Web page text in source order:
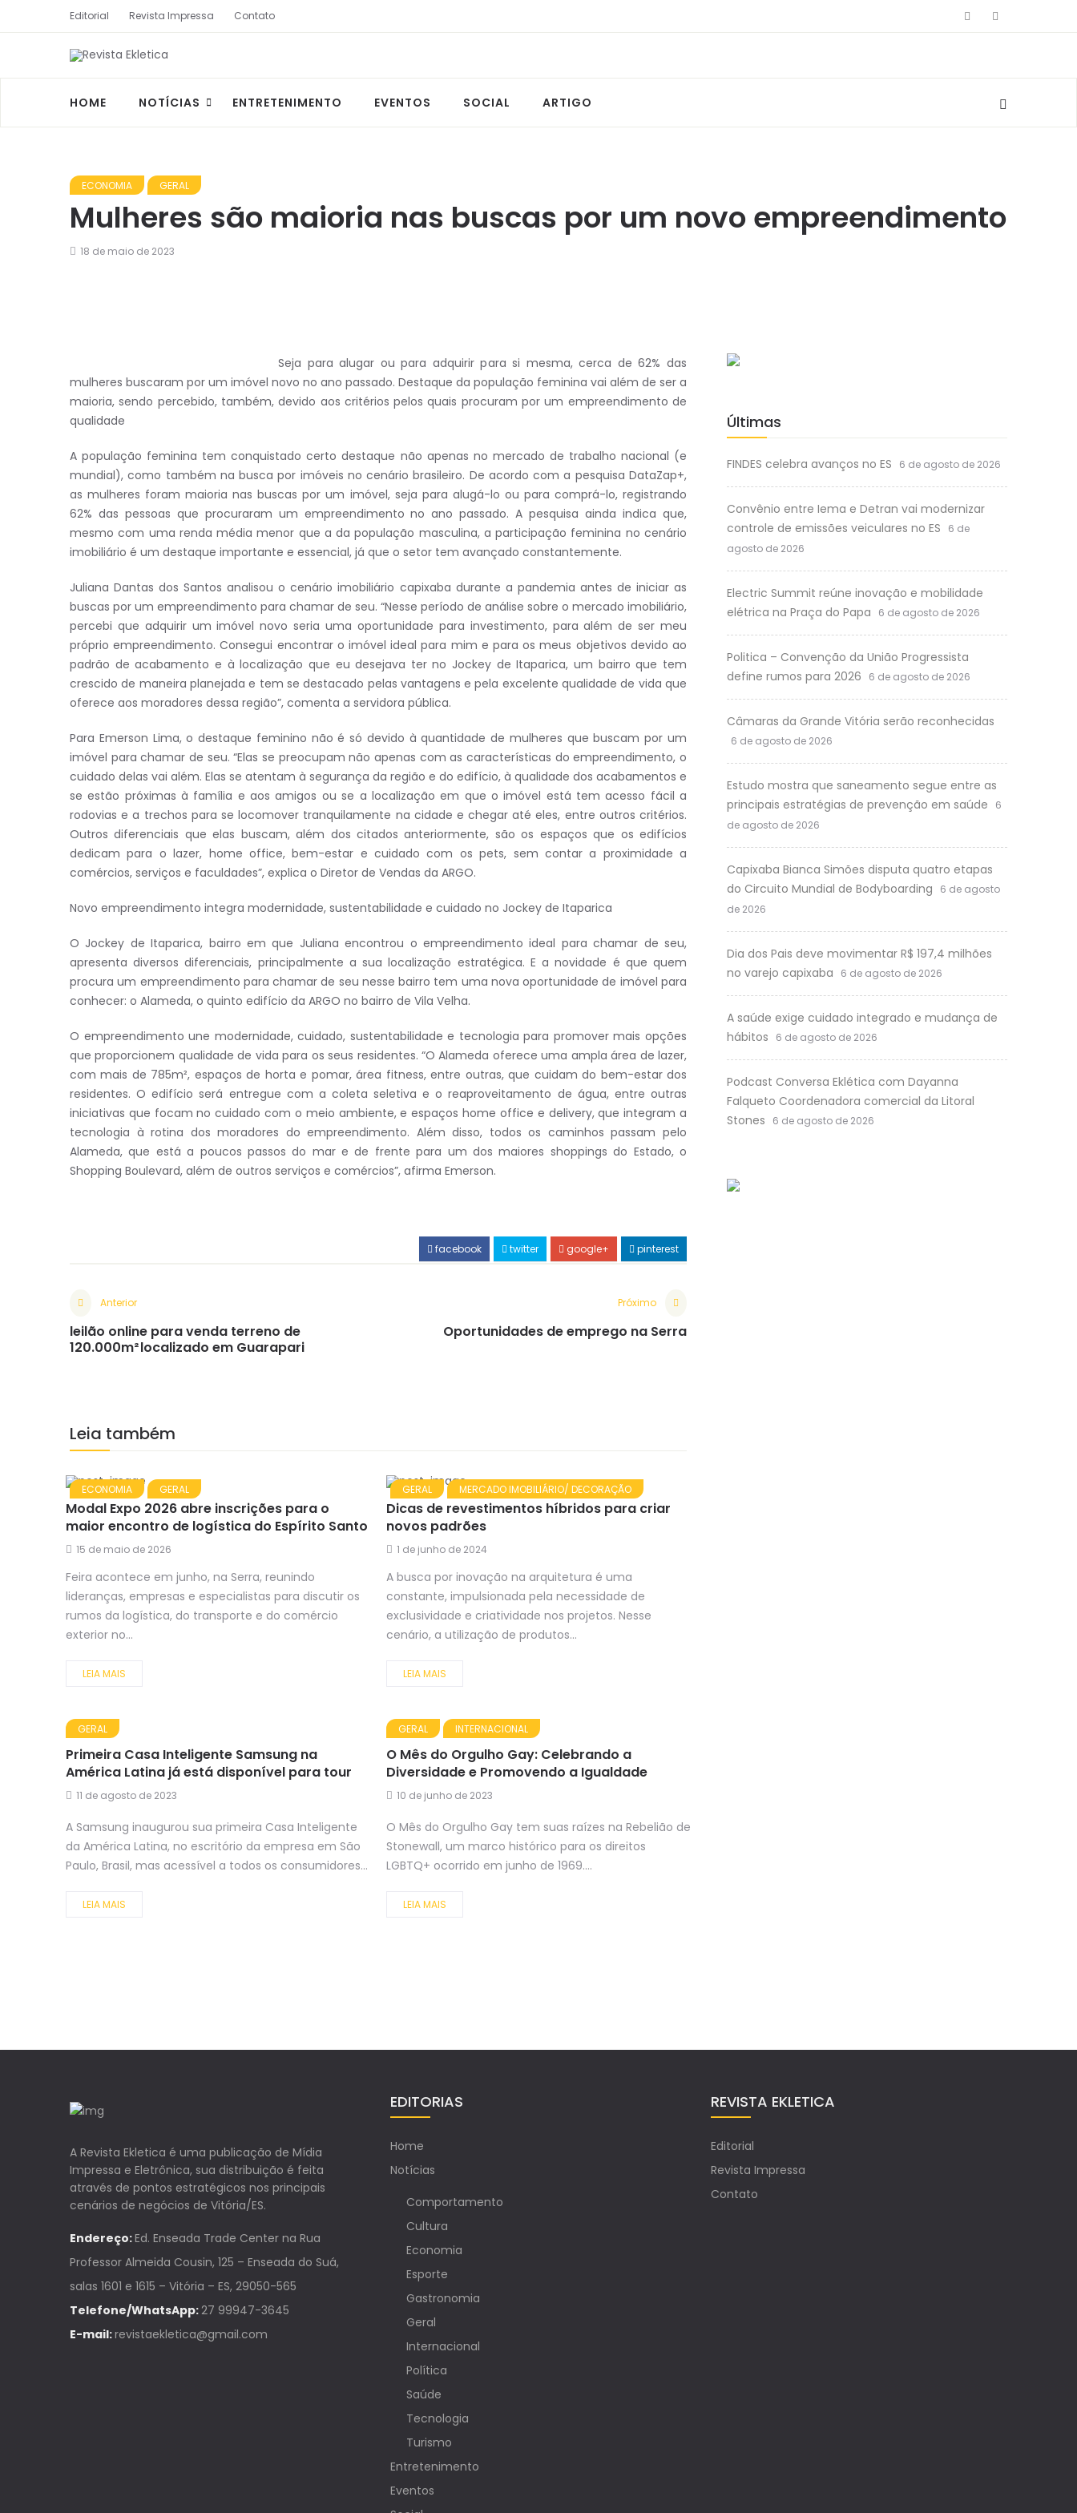
Editorial Revista Impressa Contato
HOME NOTÍCIAS ENTRETENIMENTO EVENTOS SOCIAL ARTIGO
ECONOMIA GERAL
Mulheres são maioria nas buscas por um novo empreendimento
18 de maio de 2023
Seja para alugar ou para adquirir para si mesma, cerca de 62% das
mulheres buscaram por um imóvel novo no ano passado. Destaque da população feminina vai além de ser a
maioria, sendo percebido, também, devido aos critérios pelos quais procuram por um empreendimento de
qualidade
A população feminina tem conquistado certo destaque não apenas no mercado de trabalho nacional (e
mundial), como também na busca por imóveis no cenário brasileiro. De acordo com a pesquisa DataZap+,
as mulheres foram maioria nas buscas por um imóvel, seja para alugá-lo ou para comprá-lo, registrando
62% das pessoas que procuraram um empreendimento no ano passado. A pesquisa ainda indica que,
mesmo com uma renda média menor que a da população masculina, a participação feminina no cenário
imobiliário é um destaque importante e essencial, já que o setor tem avançado constantemente.
Juliana Dantas dos Santos analisou o cenário imobiliário capixaba durante a pandemia antes de iniciar as
buscas por um empreendimento para chamar de seu. “Nesse período de análise sobre o mercado imobiliário,
percebi que adquirir um imóvel novo seria uma oportunidade para investimento, para além de ser meu
próprio empreendimento. Consegui encontrar o imóvel ideal para mim e para os meus objetivos devido ao
padrão de acabamento e à localização que eu desejava ter no Jockey de Itaparica, um bairro que tem
crescido de maneira planejada e tem se destacado pelas vantagens e pela excelente qualidade de vida que
oferece aos moradores dessa região”, comenta a servidora pública.
Para Emerson Lima, o destaque feminino não é só devido à quantidade de mulheres que buscam por um
imóvel para chamar de seu. “Elas se preocupam não apenas com as características do empreendimento, o
cuidado delas vai além. Elas se atentam à segurança da região e do edifício, à qualidade dos acabamentos e
se estão próximas à família e aos amigos ou se a localização em que o imóvel está tem acesso fácil a
rodovias e a trechos para se locomover tranquilamente na cidade e chegar até eles, entre outros critérios.
Outros diferenciais que elas buscam, além dos citados anteriormente, são os espaços que os edifícios
dedicam para o lazer, home office, bem-estar e cuidado com os pets, sem contar a proximidade a
comércios, serviços e faculdades”, explica o Diretor de Vendas da ARGO.
Novo empreendimento integra modernidade, sustentabilidade e cuidado no Jockey de Itaparica
O Jockey de Itaparica, bairro em que Juliana encontrou o empreendimento ideal para chamar de seu,
apresenta diversos diferenciais, principalmente a sua localização estratégica. E a novidade é que quem
procura um empreendimento para chamar de seu nesse bairro tem uma nova oportunidade de imóvel para
conhecer: o Alameda, o quinto edifício da ARGO no bairro de Vila Velha.
O empreendimento une modernidade, cuidado, sustentabilidade e tecnologia para promover mais opções
que proporcionem qualidade de vida para os seus residentes. “O Alameda oferece uma ampla área de lazer,
com mais de 785m², espaços de horta e pomar, área fitness, entre outras, que cuidam do bem-estar dos
residentes. O edifício será entregue com a coleta seletiva e o reaproveitamento de água, entre outras
iniciativas que focam no cuidado com o meio ambiente, e espaços home office e delivery, que integram a
tecnologia à rotina dos moradores do empreendimento. Além disso, todos os caminhos passam pelo
Alameda, que está a poucos passos do mar e de frente para um dos maiores shoppings do Estado, o
Shopping Boulevard, além de outros serviços e comércios”, afirma Emerson.
facebook twitter google+ pinterest
Anterior
leilão online para venda terreno de
120.000m² localizado em Guarapari
Próximo
Oportunidades de emprego na Serra
Leia também
ECONOMIA GERAL
Modal Expo 2026 abre inscrições para o
maior encontro de logística do Espírito Santo
15 de maio de 2026
Feira acontece em junho, na Serra, reunindo
lideranças, empresas e especialistas para discutir os
rumos da logística, do transporte e do comércio
exterior no...
LEIA MAIS
GERAL MERCADO IMOBILIÁRIO/ DECORAÇÃO
Dicas de revestimentos híbridos para criar
novos padrões
1 de junho de 2024
A busca por inovação na arquitetura é uma
constante, impulsionada pela necessidade de
exclusividade e criatividade nos projetos. Nesse
cenário, a utilização de produtos...
LEIA MAIS
GERAL
Primeira Casa Inteligente Samsung na
América Latina já está disponível para tour
11 de agosto de 2023
A Samsung inaugurou sua primeira Casa Inteligente
da América Latina, no escritório da empresa em São
Paulo, Brasil, mas acessível a todos os consumidores...
LEIA MAIS
GERAL INTERNACIONAL
O Mês do Orgulho Gay: Celebrando a
Diversidade e Promovendo a Igualdade
10 de junho de 2023
O Mês do Orgulho Gay tem suas raízes na Rebelião de
Stonewall, um marco histórico para os direitos
LGBTQ+ ocorrido em junho de 1969....
LEIA MAIS
Últimas
FINDES celebra avanços no ES 6 de agosto de 2026
Convênio entre Iema e Detran vai modernizar
controle de emissões veiculares no ES
6 de
agosto de 2026
Electric Summit reúne inovação e mobilidade
elétrica na Praça do Papa
6 de agosto de 2026
Politica – Convenção da União Progressista
define rumos para 2026
6 de agosto de 2026
Câmaras da Grande Vitória serão reconhecidas
6 de agosto de 2026
Estudo mostra que saneamento segue entre as
principais estratégias de prevenção em saúde
6
de agosto de 2026
Capixaba Bianca Simões disputa quatro etapas
do Circuito Mundial de Bodyboarding
6 de agosto
de 2026
Dia dos Pais deve movimentar R$ 197,4 milhões
no varejo capixaba
6 de agosto de 2026
A saúde exige cuidado integrado e mudança de
hábitos
6 de agosto de 2026
Podcast Conversa Eklética com Dayanna
Falqueto Coordenadora comercial da Litoral
Stones
6 de agosto de 2026
A Revista Ekletica é uma publicação de Mídia
Impressa e Eletrônica, sua distribuição é feita
através de pontos estratégicos nos principais
cenários de negócios de Vitória/ES.
Endereço:Ed. Enseada Trade Center na Rua
Professor Almeida Cousin, 125 – Enseada do Suá,
salas 1601 e 1615 – Vitória – ES, 29050-565
Telefone/WhatsApp:27 99947-3645
E-mail:revistaekletica@gmail.com
EDITORIAS
Home
Notícias
Comportamento
Cultura
Economia
Esporte
Gastronomia
Geral
Internacional
Política
Saúde
Tecnologia
Turismo
Entretenimento
Eventos
REVISTA EKLETICA
Editorial
Revista Impressa
Contato